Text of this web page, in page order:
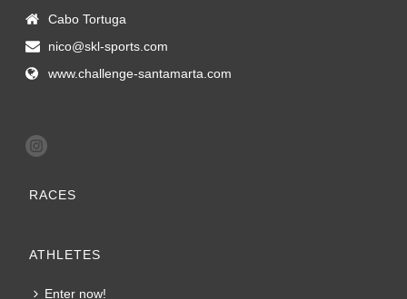
Cabo Tortuga
nico@skl-sports.com
www.challenge-santamarta.com
RACES
ATHLETES
Enter now!